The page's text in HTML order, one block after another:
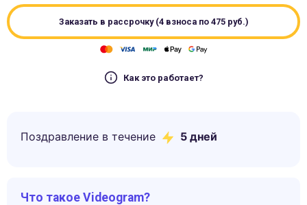
Заказать в рассрочку (4 взноса по 475руб.)
Как это работает?
Поздравление в течение 5 дней
Что такое Videogram?